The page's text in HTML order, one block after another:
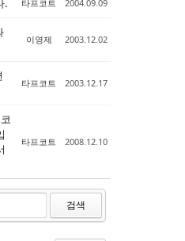
. 타프코트 2004.09.09
이영제 2003.12.02
타프코트 2003.12.17
타프코트 2008.12.10
검색